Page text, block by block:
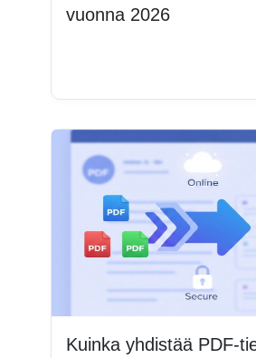
vuonna 2026
Kuinka yhdistää PDF-